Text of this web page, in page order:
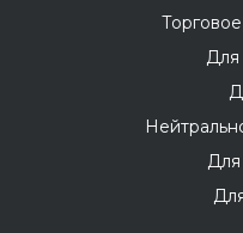
Для